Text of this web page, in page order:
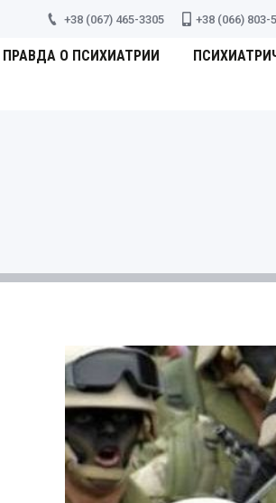
+38 (067) 465-3305 +38 (066) 803-
ПРАВДА О ПСИХИАТРИИ